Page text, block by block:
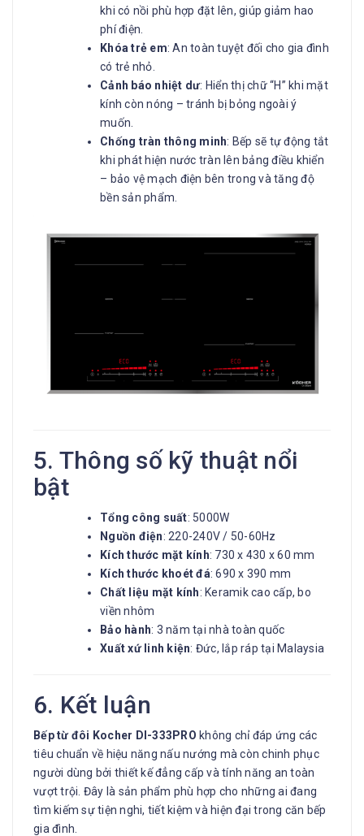
khi có nồi phù hợp đặt lên, giúp giảm hao
phí điện.
Khóa trẻ em: An toàn tuyệt đối cho gia đình
có trẻ nhỏ.
Cảnh báo nhiệt dư: Hiển thị chữ “H” khi mặt
kính còn nóng – tránh bị bỏng ngoài ý
muốn.
Chống tràn thông minh: Bếp sẽ tự động tắt
khi phát hiện nước tràn lên bảng điều khiển
– bảo vệ mạch điện bên trong và tăng độ
bền sản phẩm.
5. Thông số kỹ thuật nổi
bật
Tổng công suất: 5000W
Nguồn điện: 220-240V / 50-60Hz
Kích thước mặt kính: 730 x 430 x 60 mm
Kích thước khoét đá: 690 x 390 mm
Chất liệu mặt kính: Keramik cao cấp, bo
viền nhôm
Bảo hành: 3 năm tại nhà toàn quốc
Xuất xứ linh kiện: Đức, lắp ráp tại Malaysia
6. Kết luận
Bếp từ đôi Kocher DI-333PRO không chỉ đáp ứng các
tiêu chuẩn về hiệu năng nấu nướng mà còn chinh phục
người dùng bởi thiết kế đẳng cấp và tính năng an toàn
vượt trội. Đây là sản phẩm phù hợp cho những ai đang
tìm kiếm sự tiện nghi, tiết kiệm và hiện đại trong căn bếp
gia đình.